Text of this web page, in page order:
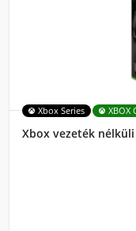
Xbox Series XBOX
Xbox vezeték